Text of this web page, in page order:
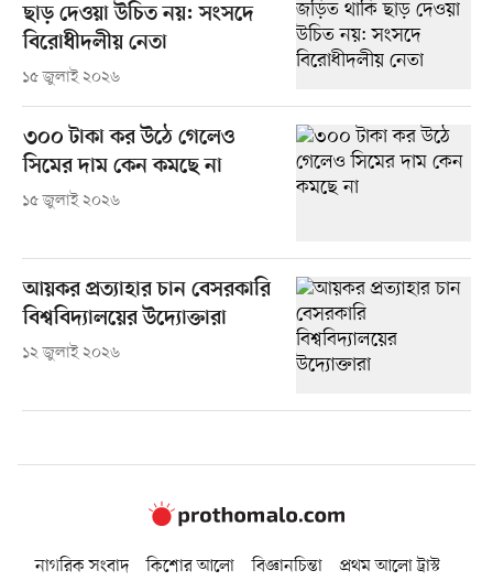
ছাড় দেওয়া উচিত নয়: সংসদে
বিরোধীদলীয় নেতা
১৫ জুলাই ২০২৬
৩০০ টাকা কর উঠে গেলেও
সিমের দাম কেন কমছে না
১৫ জুলাই ২০২৬
আয়কর প্রত্যাহার চান বেসরকারি
বিশ্ববিদ্যালয়ের উদ্যোক্তারা
১২ জুলাই ২০২৬
নাগরিক সংবাদ কিশোর আলো বিজ্ঞানচিন্তা
প্রথম আলো ট্রাস্ট